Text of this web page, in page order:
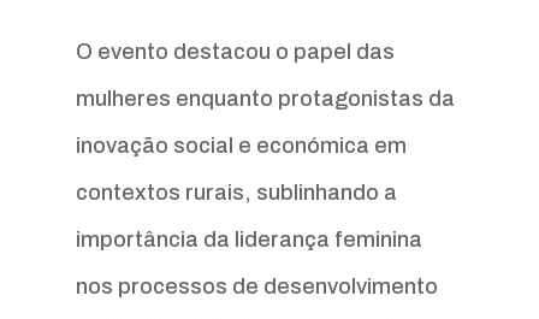
O evento destacou o papel das
mulheres enquanto protagonistas da
inovação social e económica em
contextos rurais, sublinhando a
importância da liderança feminina
nos processos de desenvolvimento